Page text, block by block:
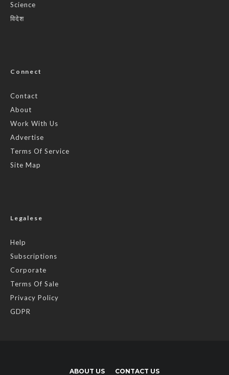
Science
विदेश
Connect
Contact
About
Work With Us
Advertise
Terms Of Service
Site Map
Legalese
Help
Subscriptions
Corporate
Terms Of Sale
Privacy Policy
GDPR
ABOUT US CONTACT US